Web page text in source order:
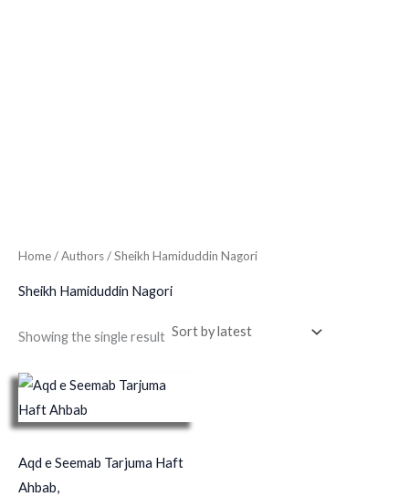
Home/ Authors / Sheikh Hamiduddin Nagori
Sheikh Hamiduddin Nagori
Showing the single result
Aqd e Seemab Tarjuma Haft
Ahbab,